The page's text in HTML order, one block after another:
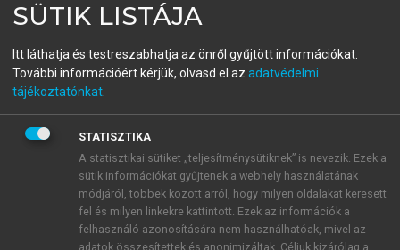
fiókoddal,vagy hozz létre új fiókot.
A regisztráció után apróbaidőszakautomatikusan
BELÉPÉS SAJÁT FIÓKKAL
ÚJ FIÓK LÉTREHOZÁSA
1 óra díjmentes hozzáférés
SÜTIK LISTÁJA
Itt láthatja és testreszabhatja az önről gyűjtött információkat.
További információért kérjük, olvasd el az adatvédelmi
tájékoztatónkat
STATISZTIKA
A statisztikai sütiket „teljesítménysütiknek” is nevezik. Ezek a
sütik információkat gyűjtenek a webhely használatának
módjáról, többek között arról, hogy milyen oldalakat keresett
fel és milyen linkekre kattintott. Ezek az információk a
felhasználó azonosítására nem használhatóak, mivel az
adatok összesítettek és anonimizáltak. Céljuk kizárólag a